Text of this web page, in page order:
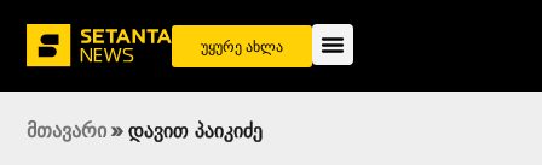
უყურე ახლა
მთავარი » დავით პაიკიძე